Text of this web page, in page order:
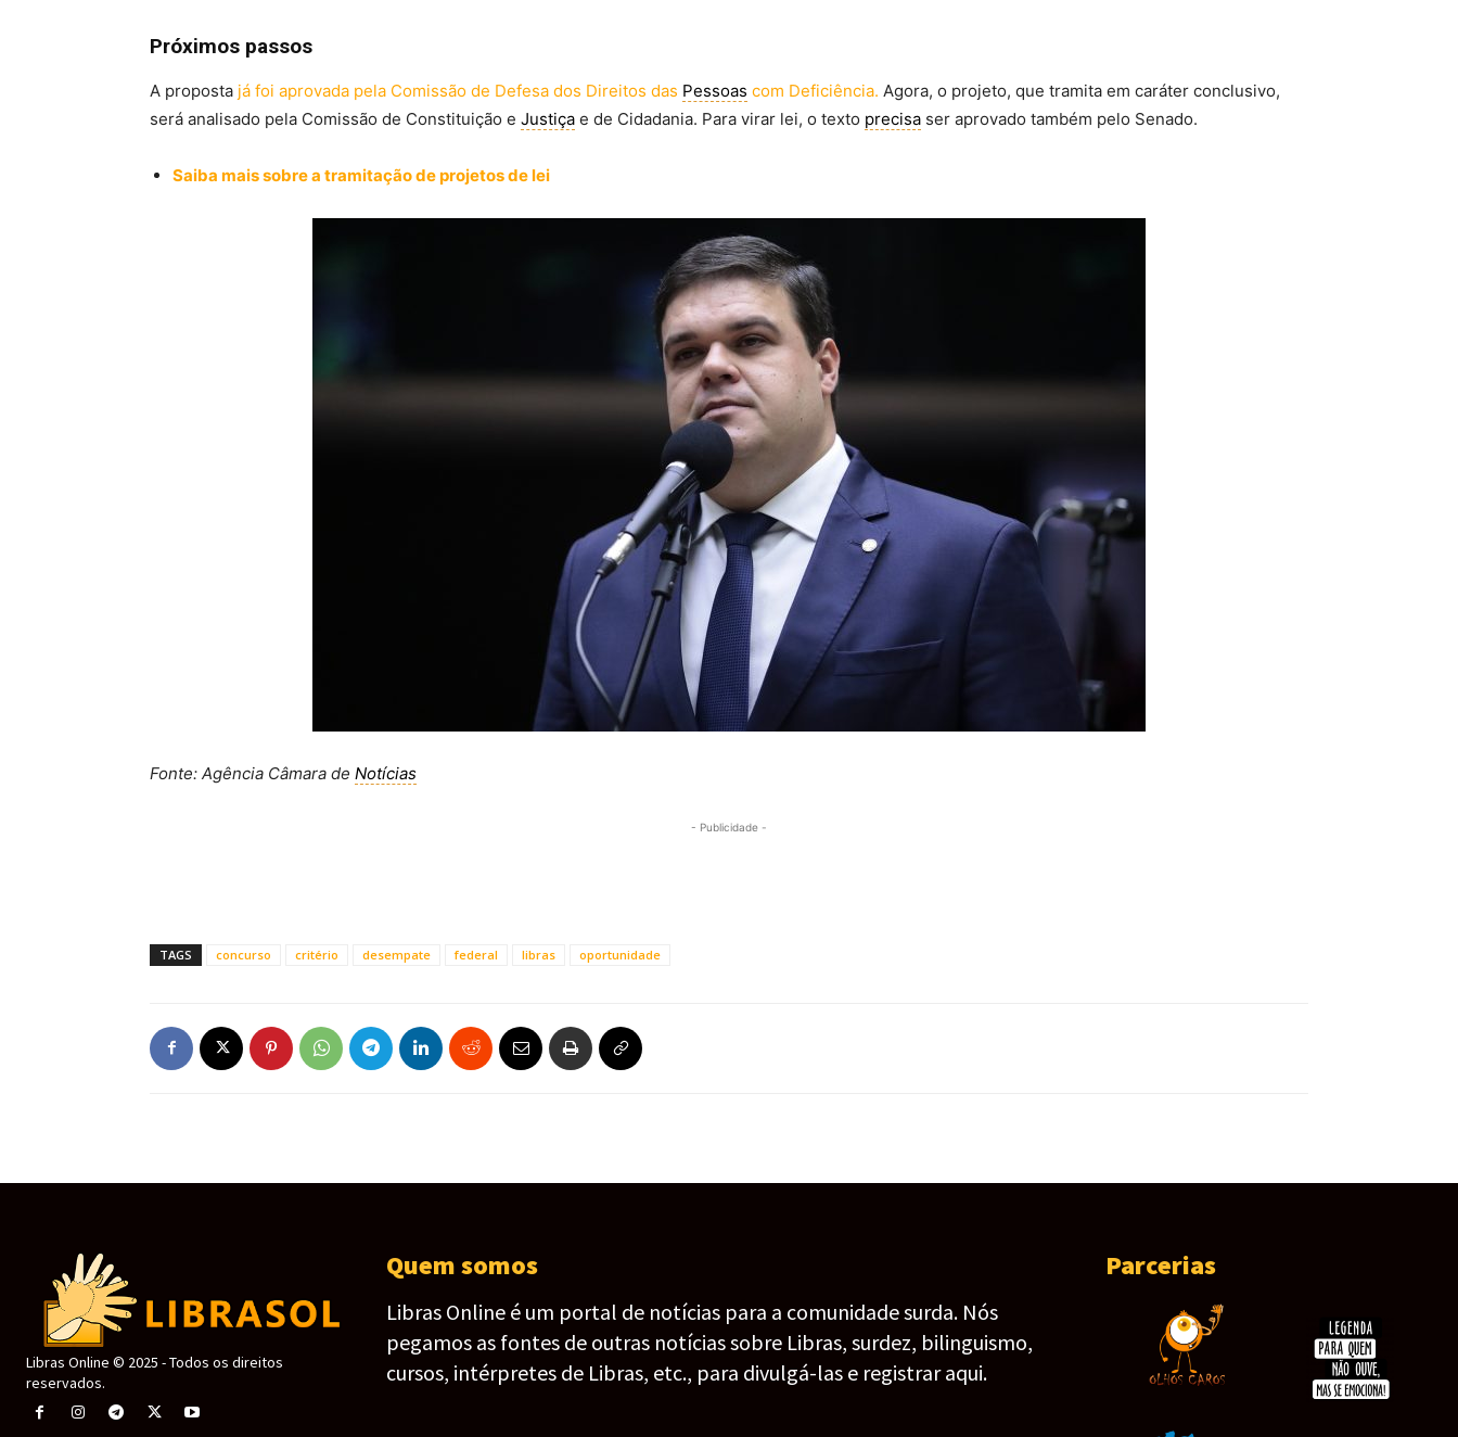
Próximos passos
A proposta já foi aprovada pela Comissão de Defesa dos Direitos das Pessoas com Deficiência. Agora, o projeto, que tramita em caráter conclusivo,
será analisado pela Comissão de Constituição e Justiça e de Cidadania. Para virar lei, o texto precisa ser aprovado também pelo Senado.
Saiba mais sobre a tramitação de projetos de lei
Fonte: Agência Câmara de Notícias
- Publicidade -
TAGS concurso critério desempate federal libras oportunidade
Libras Online © 2025 - Todos os direitos
reservados.
Quem somos
Libras Online é um portal de notícias para a comunidade surda. Nós
pegamos as fontes de outras notícias sobre Libras, surdez, bilinguismo,
cursos, intérpretes de Libras, etc., para divulgá-las e registrar aqui.
Parcerias